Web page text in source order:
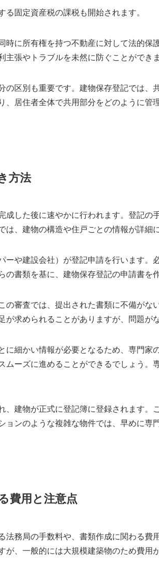
固定資産税の課税も開始されます。
に所有権を持つ不動産に対して法的
張やトラブルを未然に防ぐことができま
の区別も重要です。建物保存登記では
居住者全体で共用部分をどのように
方法
成した後に速やかに行われます。登記
、建物の構造や住戸ごとの情報が詳細
や建設会社）が登記申請を行います
書類を基に、建物保存登記の申請書を
審査では、提出された書類に不備がな
求められることがありますが、問題が
に細かい情報が必要となるため、専門
ムーズに進めることができるでしょう
建物が正式に登記簿に登録されます
ンのような複雑な物件では、早めに
費用と注意点
務局の手数料や、書類作成に関わる
、一般的には大規模建築物のため費用